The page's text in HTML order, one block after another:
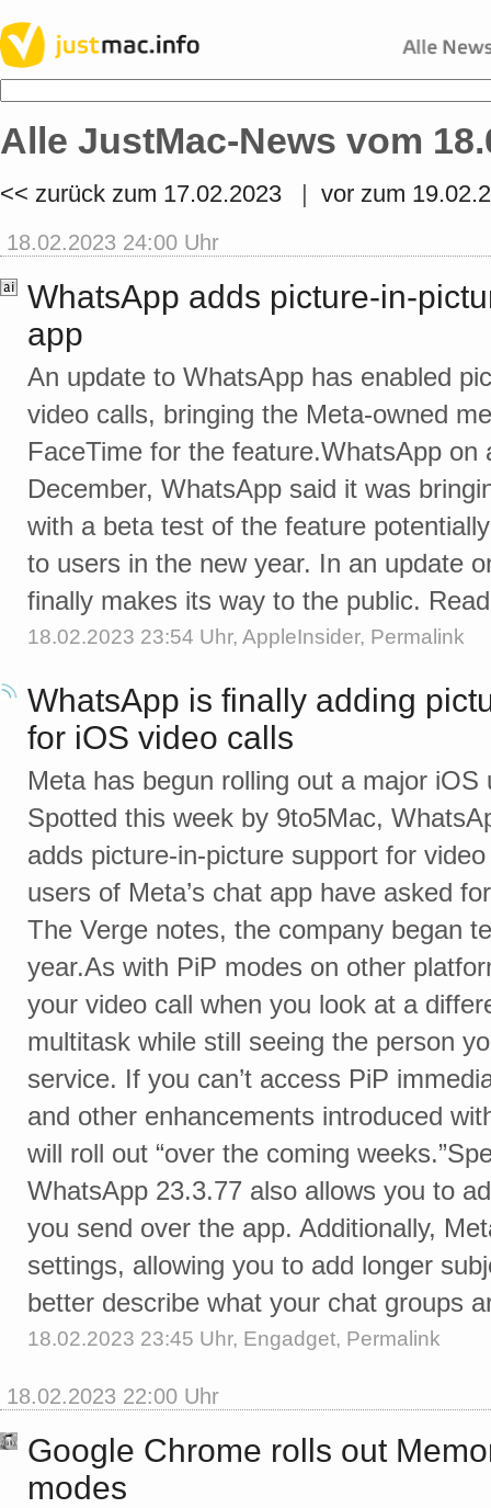
Alle JustMac-News vom
<< zurück zum 17.02.2023 | vor zum
18.02.2023 24:00 Uhr
WhatsApp adds picture-in-
app
An update to WhatsApp has enabled
video calls, bringing the Meta-owned
FaceTime for the feature.WhatsApp on
December, WhatsApp said it was
with a beta test of the feature
to users in the new year. In an update
finally makes its way to the public.
18.02.2023 23:54 Uhr, AppleInsider, Permalink
WhatsApp is finally adding
for iOS video calls
Meta has begun rolling out a major
Spotted this week by 9to5Mac,
adds picture-in-picture support for
users of Meta’s chat app have asked
The Verge notes, the company began
year.As with PiP modes on other
your video call when you look at a
multitask while still seeing the person
service. If you can’t access PiP
and other enhancements introduced
will roll out “over the coming
WhatsApp 23.3.77 also allows you to
you send over the app. Additionally,
settings, allowing you to add longer
better describe what your chat groups
18.02.2023 23:45 Uhr, Engadget, Permalink
18.02.2023 22:00 Uhr
Google Chrome rolls out
modes